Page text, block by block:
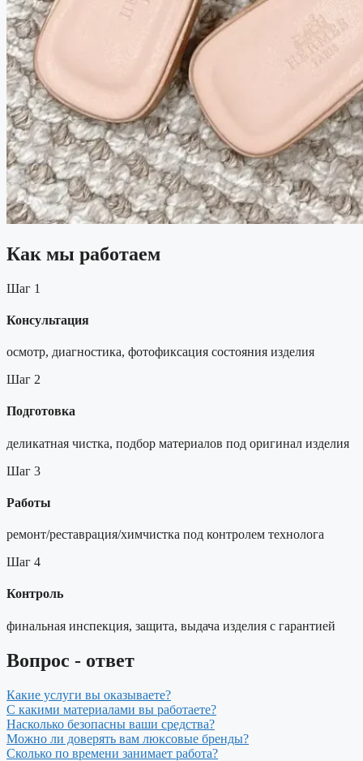
Как мы работаем
Шаг 1
Консультация
осмотр, диагностика, фотофиксация состояния изделия
Шаг 2
Подготовка
деликатная чистка, подбор материалов под оригинал изделия
Шаг 3
Работы
ремонт/реставрация/химчистка под контролем технолога
Шаг 4
Контроль
финальная инспекция, защита, выдача изделия с гарантией
Вопрос - ответ
Какие услуги вы оказываете?
С какими материалами вы работаете?
Насколько безопасны ваши средства?
Можно ли доверять вам люксовые бренды?
Сколько по времени занимает работа?